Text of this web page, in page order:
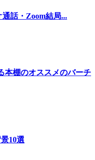
話・Zoom結局...
本棚のオススメのバーチ
10選